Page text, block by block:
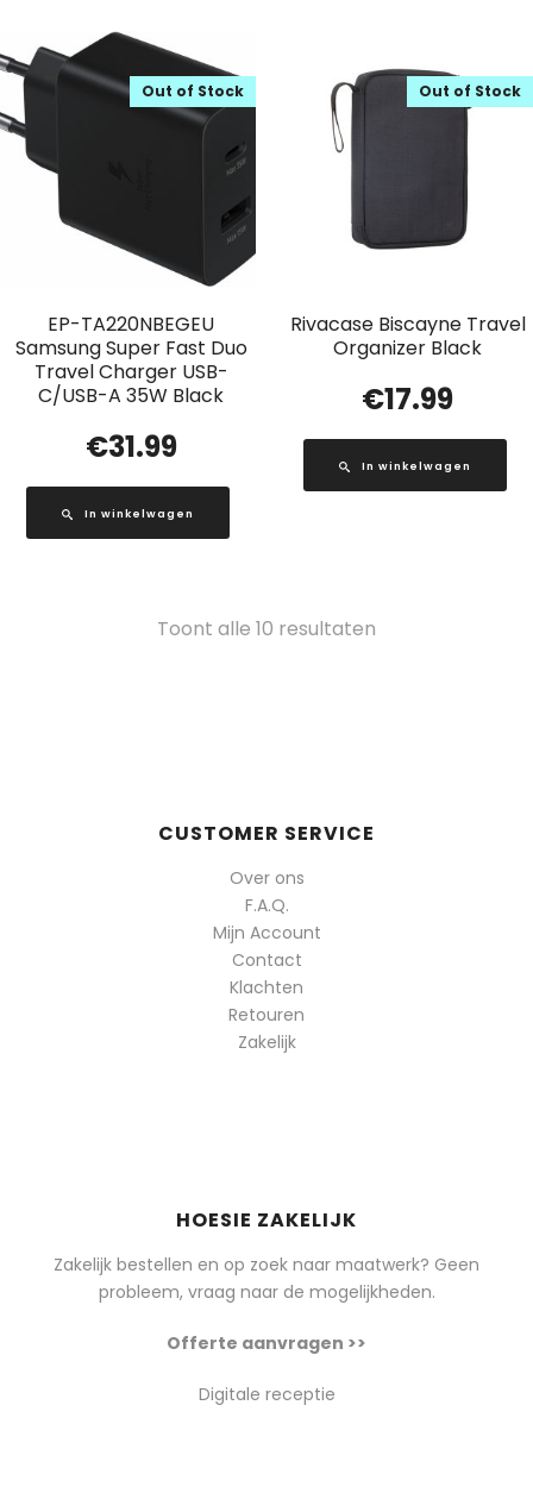
EP-TA220NBEGEU
Samsung Super Fast Duo
Travel Charger USB-
C/USB-A 35W Black
Out of Stock
€31.99
In winkelwagen
Rivacase Biscayne Travel
Organizer Black
Out of Stock
€17.99
In winkelwagen
Toont alle 10 resultaten
CUSTOMER SERVICE
Over ons
F.A.Q.
Mijn Account
Contact
Klachten
Retouren
Zakelijk
HOESIE ZAKELIJK
Zakelijk bestellen en op zoek naar maatwerk? Geen
probleem, vraag naar de mogelijkheden.
Offerte aanvragen >>
Digitale receptie